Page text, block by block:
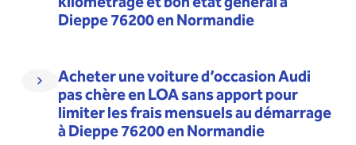
Dieppe 76200 en Normandie
Acheter une voiture d’occasion Audi
pas chère en LOA sans apport pour
limiter les frais mensuels au démarrage
à Dieppe 76200 en Normandie